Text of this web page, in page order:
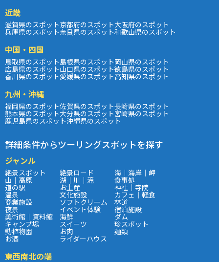
近畿
滋賀県のスポット京都府のスポット大阪府のスポット
兵庫県のスポット奈良県のスポット和歌山県のスポット
中国・四国
鳥取県のスポット島根県のスポット岡山県のスポット
広島県のスポット山口県のスポット徳島県のスポット
香川県のスポット愛媛県のスポット高知県のスポット
九州・沖縄
福岡県のスポット佐賀県のスポット長崎県のスポット
熊本県のスポット大分県のスポット宮崎県のスポット
鹿児島県のスポット沖縄県のスポット
詳細条件からツーリングスポットを探す
ジャンル
絶景スポット 絶景ロード 海｜海岸｜岬
山｜高原 湖｜川｜滝 食事処
道の駅 お土産 神社｜寺院
温泉 文化施設 カフェ｜軽食
商業施設 ソフトクリーム 林道
夜景 イベント体験 宿泊施設
美術館｜資料館 海鮮 ダム
キャンプ場 スイーツ 珍スポット
動植物園 お肉 麺類
お酒 ライダーハウス
東西南北の端